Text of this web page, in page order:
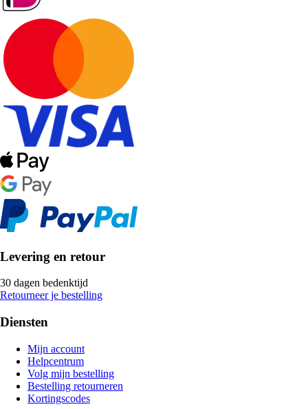
Levering en retour
30 dagen bedenktijd
Retourneer je bestelling
Diensten
Mijn account
Helpcentrum
Volg mijn bestelling
Bestelling retourneren
Kortingscodes